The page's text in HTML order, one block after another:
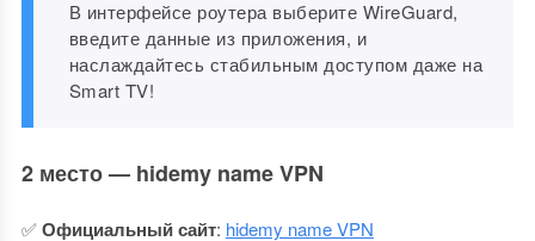
В интерфейсе роутера выберите WireGuard,
введите данные из приложения, и
наслаждайтесь стабильным доступом даже на
Smart TV!
2 место — hidemy name VPN
✅Официальный сайт: hidemy name VPN